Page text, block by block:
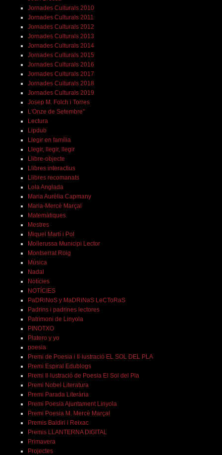
Jornades Culturals 2010
Jornades Culturals 2011
Jornades Culturals 2012
Jornades Culturals 2013
Jornades Culturals 2014
Jornades Culturals 2015
Jornades Culturals 2016
Jornades Culturals 2017
Jornades Culturals 2018
Jornades Culturals 2019
Josep M. Folch i Torres
L'Onze de Setembre"
Lectura
Lipdub
Llegir en família
Llegir, llegir, llegir
Llibre-objecte
Llibres interactius
Llibres recomanats
Lola Anglada
Maria Aurèlia Capmany
Maria-Mercè Marçal
Matemàtiques
Mestres
Miquel Martí i Pol
Mollerussa Municipi Lector
Montserrat Roig
Música
Nadal
Notícies
NOTÍCIES
PaDRiNoS y MaDRiNaS LeCToRaS
Padrins i padrines lectores
Patrimoni de Linyola
PINOTXO
Platero y yo
poesia
Premi de Poesia i Il·lustració EL SOL DEL PLA
Premi Espiral Edublogs
Premi Il·lustració de Poesia El Sol del Pla
Premi Nobel Literatura
Premi Parada Literària
Premi Poesia Ajuntament Linyola
Premi Poesia M. Mercè Marçal
Premis Baldiri i Reixac
Premis LLANTERNA DIGITAL
Primavera
Projectes